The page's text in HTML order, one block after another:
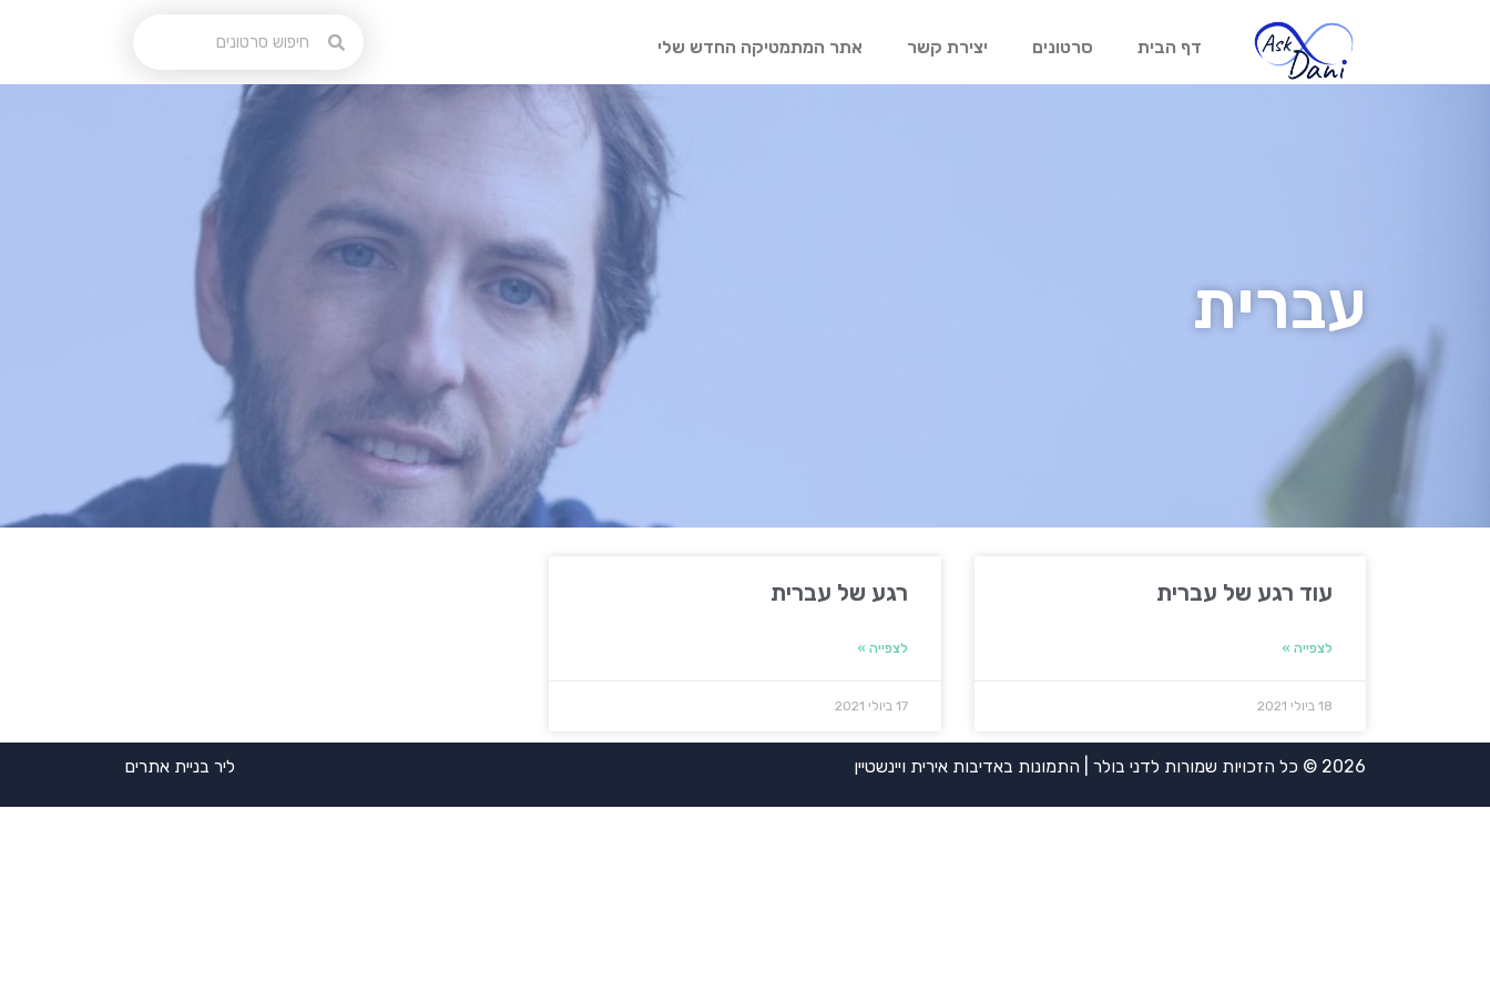
דף הבית סרטונים יצירת קשר אתר המתמטיקה החדש שלי
עברית
עוד רגע של עברית
לצפייה »
18 ביולי 2021
רגע של עברית
לצפייה »
17 ביולי 2021
2026 © כל הזכויות שמורות לדני בולר | התמונות באדיבות אירית ויינשטיין ליר בניית אתרים